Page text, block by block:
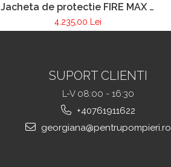
Jacheta de protectie FIRE MAX 3
galben, NOMEX® Tought
4.235,00 Lei
SUPORT CLIENTI
L-V 08:00 - 16:30
+40761911622
georgiana@pentrupompieri.ro